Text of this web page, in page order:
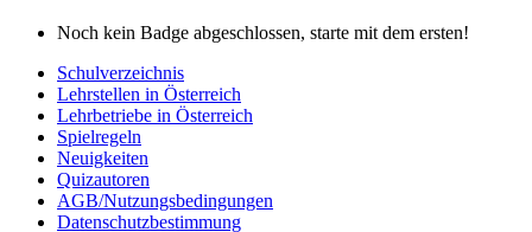
Noch kein Badge abgeschlossen, starte mit dem ersten!
Schulverzeichnis
Lehrstellen in Österreich
Lehrbetriebe in Österreich
Spielregeln
Neuigkeiten
Quizautoren
AGB/Nutzungsbedingungen
Datenschutzbestimmung